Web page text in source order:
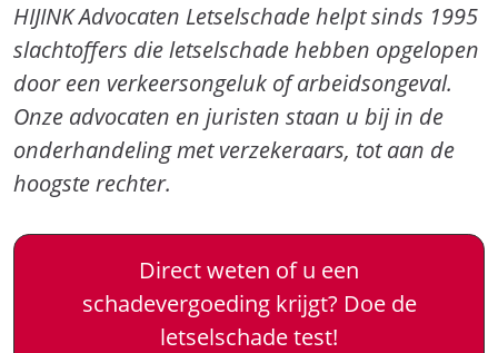
HIJINK Advocaten Letselschade helpt sinds 1995
slachtoffers die letselschade hebben opgelopen
door een verkeersongeluk of arbeidsongeval.
Onze advocaten en juristen staan u bij in de
onderhandeling met verzekeraars, tot aan de
hoogste rechter.
Direct weten of u een
schadevergoeding krijgt? Doe de
letselschade test!